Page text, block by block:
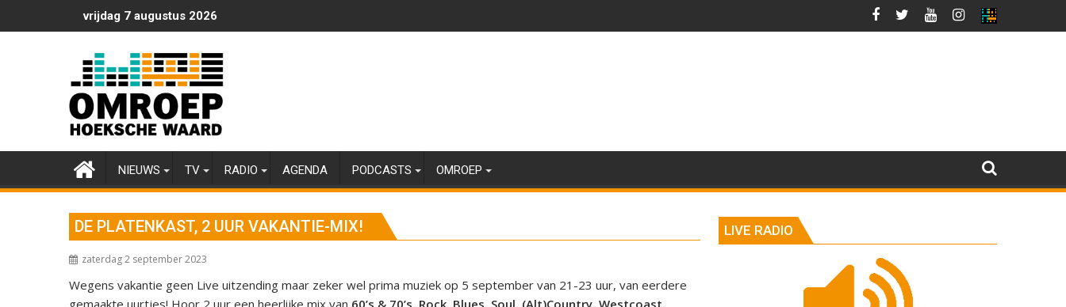
naar
vrijdag 7 augustus 2026
NIEUWS TV RADIO AGENDA PODCASTS OMROEP
DE PLATENKAST, 2 UUR VAKANTIE-MIX!
zaterdag 2 september 2023
Wegens vakantie geen Live uitzending maar zeker wel prima muziek op 5 september van 21-23 uur, van eerdere
gemaakte uurtjes! Hoor 2 uur een heerlijke mix van 60’s & 70’s, Rock, Blues, Soul, (Alt)Country, Westcoast,
LIVE RADIO